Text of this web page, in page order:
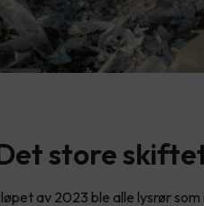
store
løpet av 2023 ble alle lysrør